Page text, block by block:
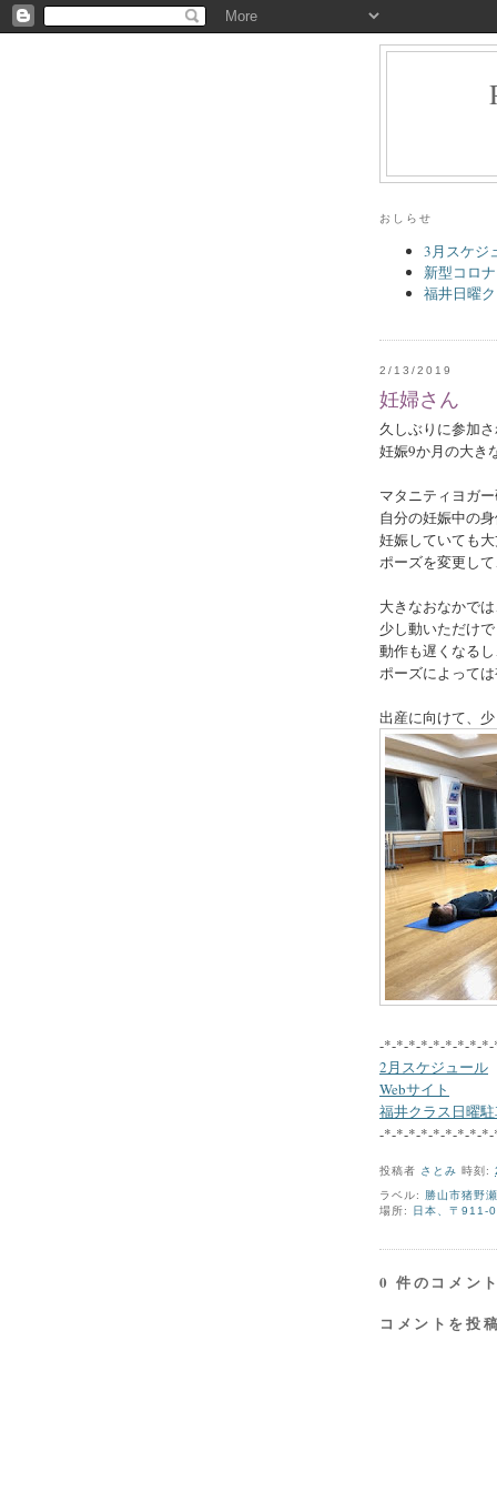
おしらせ
3月スケジ
新型コロ
福井日曜
2/13/2019
妊婦さん
久しぶりに参加
妊娠9か月の大き
マタニティヨガ
自分の妊娠中の
妊娠していても
ポーズを変更し
大きなおなかで
少し動いただけ
動作も遅くなる
ポーズによって
出産に向けて、
-*-*-*-*-*-*-*-*-
2月スケジュール
Webサイト
福井クラス日曜
-*-*-*-*-*-*-*-*-
投稿者 さとみ 時刻:
ラベル:
勝山市猪野
場所: 日本、〒911-
0 件のコメン
コメントを投